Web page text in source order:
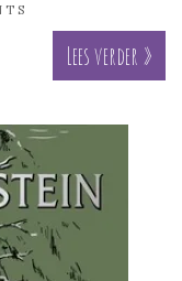
Lees verder »